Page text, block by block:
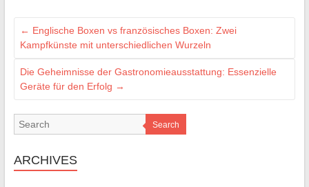
← Englische Boxen vs französisches Boxen: Zwei
Kampfkünste mit unterschiedlichen Wurzeln
Die Geheimnisse der Gastronomieausstattung: Essenzielle
Geräte für den Erfolg →
Search
ARCHIVES